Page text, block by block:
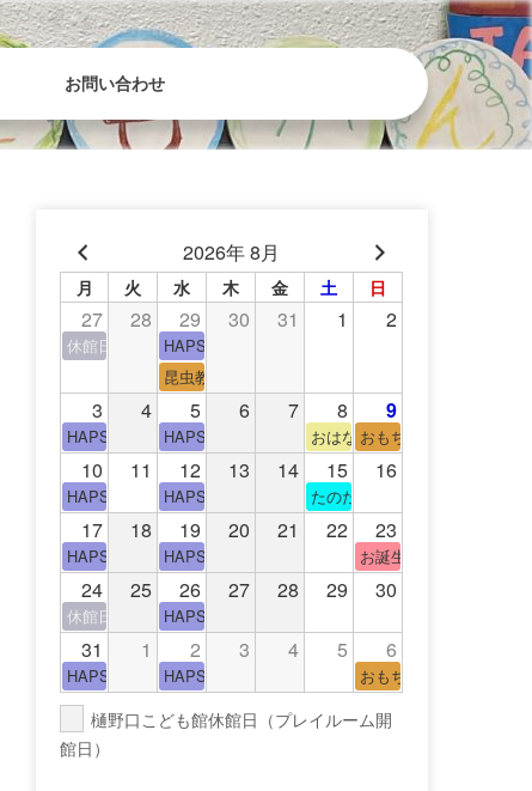
お問い合わせ
2026年 8月
月 火 水 木 金 土 日
27 28 29 30 31 1 2
休館日(青少年会館休館日)HAPS（中高生タイム）
昆虫教室
3 4 5 6 7 8 9
HAPS（中高生タイム）HAPS（中高生タイム）おはなし会おもちゃの広場
10 11 12 13 14 15 16
HAPS（中高生タイム）HAPS（中高生タイム）たのたのサイエンス教室
17 18 19 20 21 22 23
HAPS（中高生タイム）HAPS（中高生タイム） お誕生日(手形でお誕生
24 25 26 27 28 29 30
休館日(青少年会館休館日)HAPS（中高生タイム）
31 1 2 3 4 5 6
HAPS（中高生タイム）HAPS（中高生タイム） おもちゃの広場
樋野口こども館休館日（プレイルーム開
館日）